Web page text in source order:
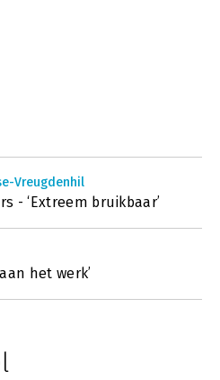
Vreugdenhil
- ‘Extreem bruikbaar’
het werk’